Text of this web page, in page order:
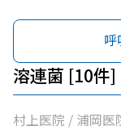
呼
溶連菌 [10件]
村上医院 / 浦岡